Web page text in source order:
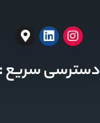
دسترسی سریع :